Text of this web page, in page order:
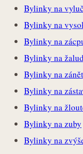
Bylinky na
Bylinky na
Bylinky na
Bylinky na
Bylinky na
Bylinky na
Bylinky na
Bylinky na zuby
Bylinky na